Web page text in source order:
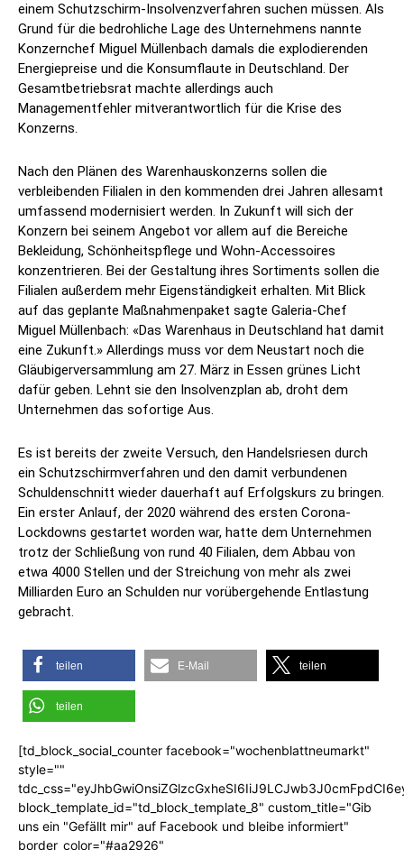
einem Schutzschirm-Insolvenzverfahren suchen müssen. Als
Grund für die bedrohliche Lage des Unternehmens nannte
Konzernchef Miguel Müllenbach damals die explodierenden
Energiepreise und die Konsumflaute in Deutschland. Der
Gesamtbetriebsrat machte allerdings auch
Managementfehler mitverantwortlich für die Krise des
Konzerns.
Nach den Plänen des Warenhauskonzerns sollen die
verbleibenden Filialen in den kommenden drei Jahren allesamt
umfassend modernisiert werden. In Zukunft will sich der
Konzern bei seinem Angebot vor allem auf die Bereiche
Bekleidung, Schönheitspflege und Wohn-Accessoires
konzentrieren. Bei der Gestaltung ihres Sortiments sollen die
Filialen außerdem mehr Eigenständigkeit erhalten. Mit Blick
auf das geplante Maßnahmenpaket sagte Galeria-Chef
Miguel Müllenbach: «Das Warenhaus in Deutschland hat damit
eine Zukunft.» Allerdings muss vor dem Neustart noch die
Gläubigerversammlung am 27. März in Essen grünes Licht
dafür geben. Lehnt sie den Insolvenzplan ab, droht dem
Unternehmen das sofortige Aus.
Es ist bereits der zweite Versuch, den Handelsriesen durch
ein Schutzschirmverfahren und den damit verbundenen
Schuldenschnitt wieder dauerhaft auf Erfolgskurs zu bringen.
Ein erster Anlauf, der 2020 während des ersten Corona-
Lockdowns gestartet worden war, hatte dem Unternehmen
trotz der Schließung von rund 40 Filialen, dem Abbau von
etwa 4000 Stellen und der Streichung von mehr als zwei
Milliarden Euro an Schulden nur vorübergehende Entlastung
gebracht.
teilen E-Mail teilen
teilen
[td_block_social_counter facebook="wochenblattneumarkt"
style=""
block_template_id="td_block_template_8" custom_title="Gib
uns ein "Gefällt mir" auf Facebook und bleibe informiert"
border_color="#aa2926"